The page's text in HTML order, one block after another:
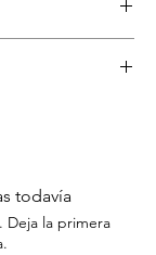
excellent to
30 days of
todavía
la primera